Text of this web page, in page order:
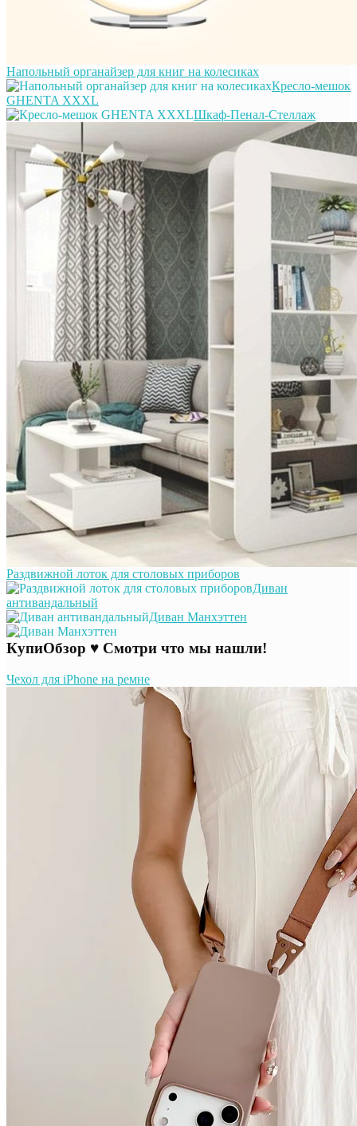
Напольный органайзер для книг на колесиках
Кресло-мешок
GHENTA XXXL
Шкаф-Пенал-Стеллаж
Раздвижной лоток для столовых приборов
Диван
антивандальный
Диван Манхэттен
КупиОбзор ♥ Смотри что мы нашли!
Чехол для iPhone на ремне